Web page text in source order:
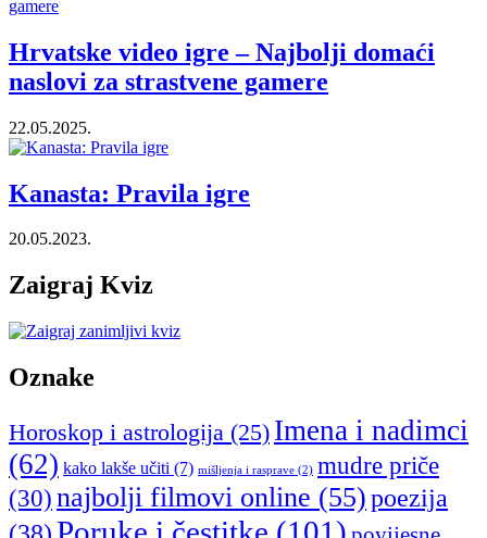
Hrvatske video igre – Najbolji domaći
naslovi za strastvene gamere
22.05.2025.
Kanasta: Pravila igre
20.05.2023.
Zaigraj Kviz
Oznake
Horoskop i astrologija (25) Imena i nadimci
(62) kako lakše učiti (7) mišljenja i rasprave (2) mudre priče
(30) najbolji filmovi online (55)poezija